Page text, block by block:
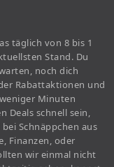
täglich von 8 bis 1
Stand. Du
noch dich
Rabattaktionen und
Minuten
Deals schnell sein,
Schnäppchen aus
Finanzen, oder
wir einmal nicht